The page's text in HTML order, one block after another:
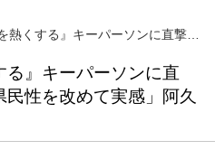
熱くする』キーパーソンに直撃…
る』キーパーソンに直
性を改めて実感」阿久